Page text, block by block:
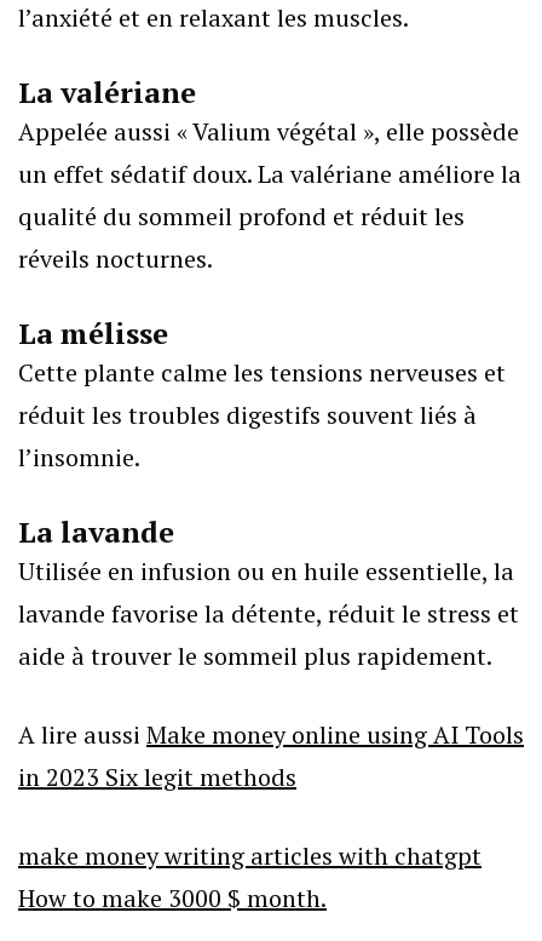
l’anxiété et en relaxant les muscles.
La valériane
Appelée aussi « Valium végétal », elle possède
un effet sédatif doux. La valériane améliore la
qualité du sommeil profond et réduit les
réveils nocturnes.
La mélisse
Cette plante calme les tensions nerveuses et
réduit les troubles digestifs souvent liés à
l’insomnie.
La lavande
Utilisée en infusion ou en huile essentielle, la
lavande favorise la détente, réduit le stress et
aide à trouver le sommeil plus rapidement.
A lire aussi Make money online using AI Tools
in 2023 Six legit methods
make money writing articles with chatgpt
How to make 3000 $ month.